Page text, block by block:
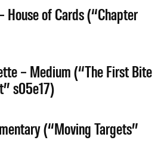
House of Cards (“Chapter
– Medium (“The First Bite
s05e17)
(“Moving Targets”